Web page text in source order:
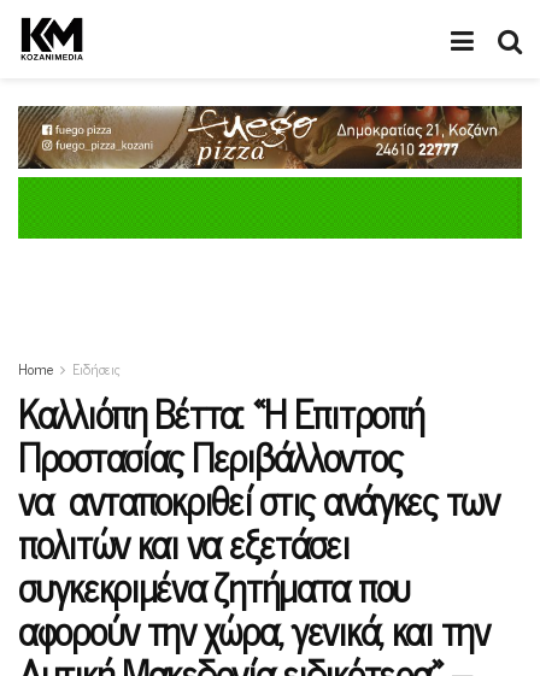
Home Ειδήσεις
Καλλιόπη Βέττα: «Η Επιτροπή
Προστασίας Περιβάλλοντος
να ανταποκριθεί στις ανάγκες των
πολιτών και να εξετάσει
συγκεκριμένα ζητήματα που
αφορούν την χώρα, γενικά, και την